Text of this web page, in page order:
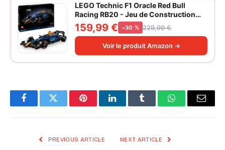
LEGO Technic F1 Oracle Red Bull
Racing RB20 - Jeu de Construction
Collector pour Adulte - Inclut Un
Moteur V6 et Une boîte de Vitesses -
Idée Cadeau pour passionnés de
Formule 1 42206
159,99 € −30 % 229,99 €
Voir le produit Amazon →
FacebookTwitter PinterestLinkedInTumblr WhatsAppEmail
PREVIOUS ARTICLE NEXT ARTICLE